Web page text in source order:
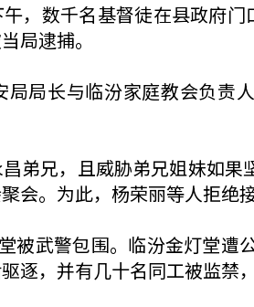
，数千名基督徒在县政府
局逮捕。
局局长与临汾家庭教会负责
弟兄，且威胁弟兄姐妹如
会。为此，杨荣丽等人拒绝
被武警包围。临汾金灯堂
逐，并有几十名同工被监禁